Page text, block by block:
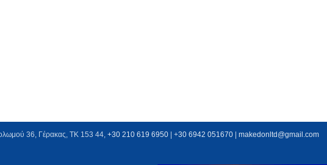
36, Γέρακας, ΤΚ 153 44, +30 210 619 6950 | +30 6942 051670 makedonltd@gmail.com